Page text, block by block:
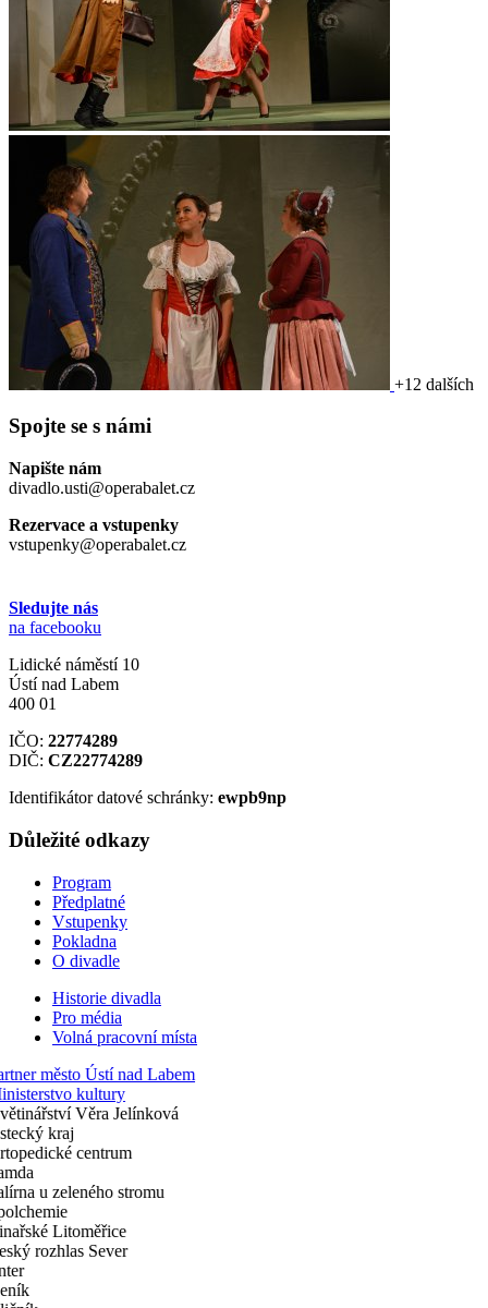
+12 dalších
Spojte se s námi
Napište nám
divadlo.usti@operabalet.cz
Rezervace a vstupenky
vstupenky@operabalet.cz
Sledujte nás
na facebooku
Lidické náměstí 10
Ústí nad Labem
400 01
IČO: 22774289
DIČ: CZ22774289
Identifikátor datové schránky: ewpb9np
Důležité odkazy
Program
Předplatné
Vstupenky
Pokladna
O divadle
Historie divadla
Pro média
Volná pracovní místa